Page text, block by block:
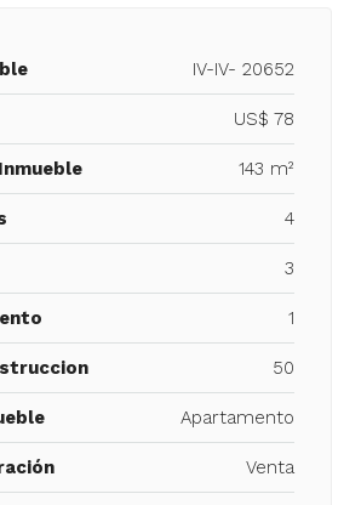
IV-IV- 20652
US$ 78
143 m²
4
3
1
50
Apartamento
Venta